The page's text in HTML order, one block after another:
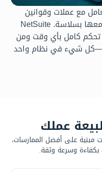
مع عملات وقوانين
ضريبية مختلفة—النظام يتعامل معها بسلاسة. NetSuite
كامل بأي وقت ومن
شيء في نظام واحد
عملك
مبنية على أفضل الممارسات،
بكفاءة وسرعة وثقة.